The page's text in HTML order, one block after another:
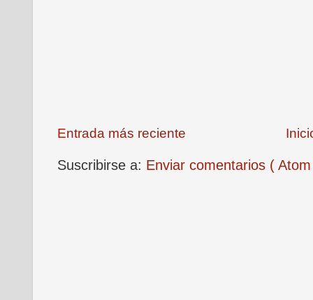
Entrada más reciente
Suscribirse a: Enviar comentarios (